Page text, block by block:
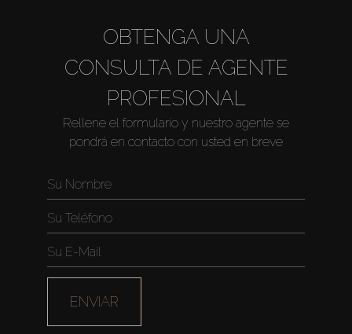
OBTENGA UNA
CONSULTA DE AGENTE
PROFESIONAL
Rellene el formulario y nuestro agente se
pondrá en contacto con usted en breve
ENVIAR